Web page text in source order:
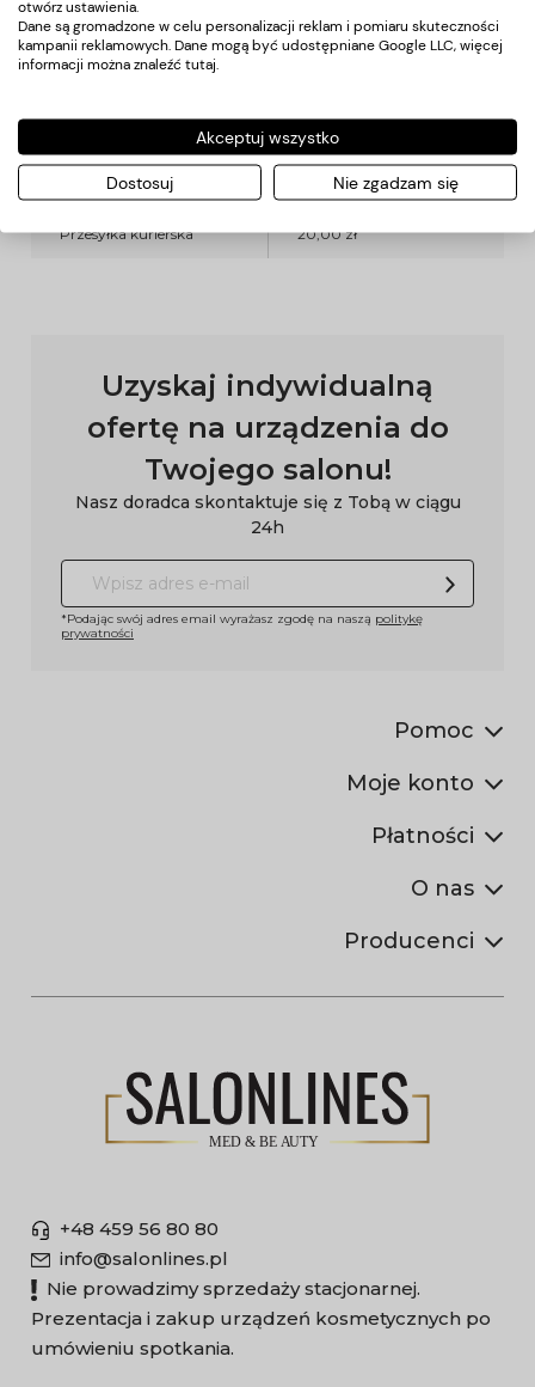
Koszty dostawy
Przesyłka kurierska 20,00 zł
Uzyskaj indywidualną
ofertę na urządzenia do
Twojego salonu!
Nasz doradca skontaktuje się z Tobą w ciągu
24h
*Podając swój adres email wyrażasz zgodę na naszą politykę
prywatności
Pomoc
Moje konto
Płatności
O nas
Producenci
+48 459 56 80 80
info@salonlines.pl
Nie prowadzimy sprzedaży stacjonarnej.
Prezentacja i zakup urządzeń kosmetycznych po
umówieniu spotkania.
otwórz ustawienia.
Dane są gromadzone w celu personalizacji reklam i pomiaru skuteczności
kampanii reklamowych. Dane mogą być udostępniane Google LLC, więcej
informacji można znaleźć tutaj
Akceptuj wszystko
Dostosuj Nie zgadzam się